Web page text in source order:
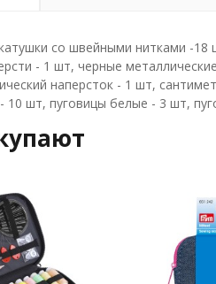
со швейными нитками -18
- 1 шт, черные
наперсток - 1 шт,
10 шт, пуговицы белые - 3 шт,